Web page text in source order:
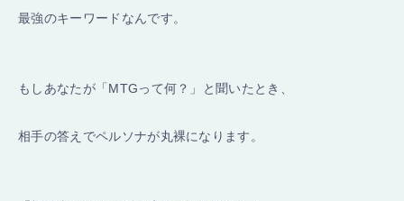
最強のキーワードなんです。
もしあなたが「MTGって何？」と聞いたとき、
相手の答えでペルソナが丸裸になります。